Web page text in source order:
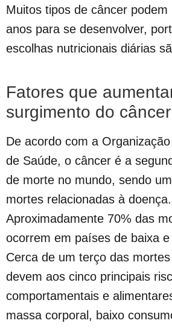
Muitos tipos de câncer
anos para se desenvolver,
escolhas nutricionais diárias
Fatores que
surgimento do câncer
De acordo com a
de Saúde, o câncer é a
de morte no mundo, sendo
mortes relacionadas à doença.
Aproximadamente 70% das
ocorrem em países de baixa
Cerca de um terço das
devem aos cinco principais
comportamentais e
massa corporal, baixo